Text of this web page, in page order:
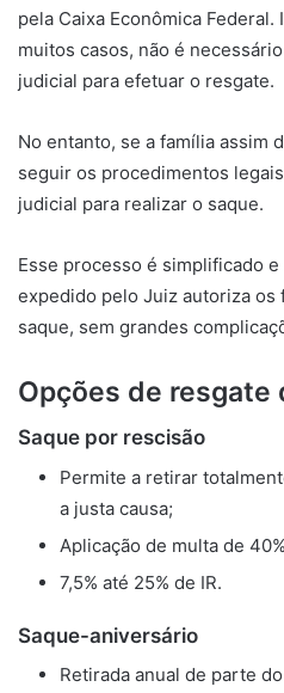
pela Caixa Econômica
muitos casos, não é
judicial para efetuar o resgate.
No entanto, se a família assim
seguir os procedimentos
judicial para realizar o saque.
Esse processo é simplificado
expedido pelo Juiz autoriza os
saque, sem grandes
Opções de resgate
Saque por rescisão
Permite a retirar
a justa causa;
Aplicação de multa de
7,5% até 25% de IR.
Saque-aniversário
Retirada anual de parte